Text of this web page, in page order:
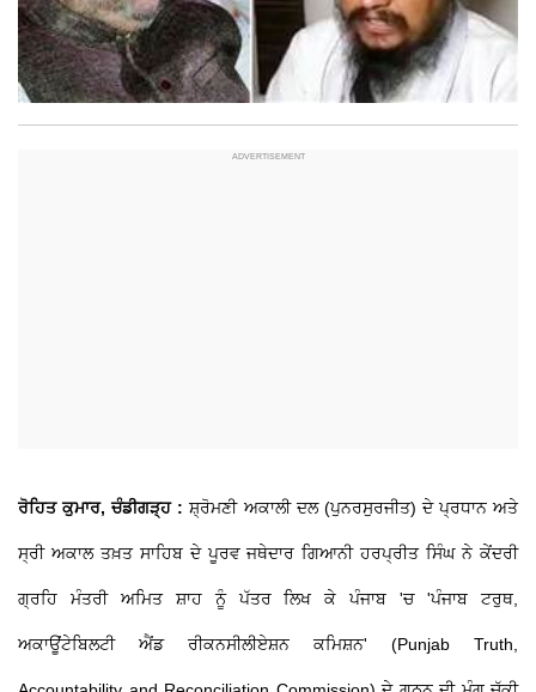
ਰੋਹਿਤ ਕੁਮਾਰ, ਚੰਡੀਗੜ੍ਹ : ਸ਼੍ਰੋਮਣੀ ਅਕਾਲੀ ਦਲ (ਪੁਨਰਸੁਰਜੀਤ) ਦੇ ਪ੍ਰਧਾਨ ਅਤੇ
ਸ੍ਰੀ ਅਕਾਲ ਤਖ਼ਤ ਸਾਹਿਬ ਦੇ ਪੂਰਵ ਜਥੇਦਾਰ ਗਿਆਨੀ ਹਰਪ੍ਰੀਤ ਸਿੰਘ ਨੇ ਕੇਂਦਰੀ
ਗ੍ਰਹਿ ਮੰਤਰੀ ਅਮਿਤ ਸ਼ਾਹ ਨੂੰ ਪੱਤਰ ਲਿਖ ਕੇ ਪੰਜਾਬ 'ਚ 'ਪੰਜਾਬ ਟਰੁਥ,
ਅਕਾਊਂਟੇਬਿਲਟੀ ਐਂਡ ਰੀਕਨਸੀਲੀਏਸ਼ਨ ਕਮਿਸ਼ਨ' (Punjab Truth,